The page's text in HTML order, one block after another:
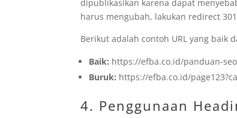
dipublikasikan karena dapat
harus mengubah, lakukan redirect
Berikut adalah contoh URL yang baik
Baik: https://efba.co.id/panduan-
Buruk: https://efba.co.id/
4. Penggunaan